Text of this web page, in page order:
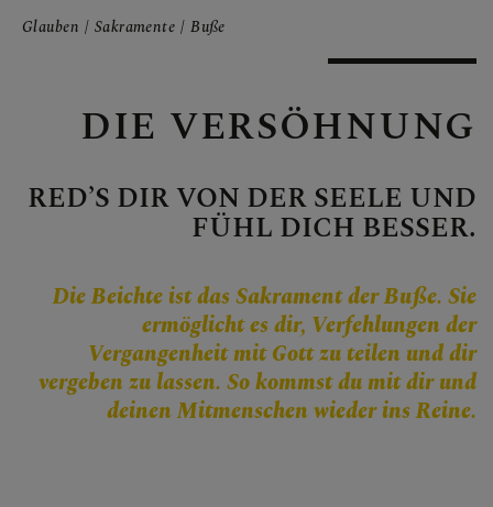
Personen
Jobbörse
Pfarrservice
GLAUBEN
Kirche im Dialog
Glauben Sakramente Buße
DIE VERSÖHNUNG
RED’S DIR VON DER SEELE UND
FÜHL DICH BESSER.
Die Beichte ist das Sakrament der Buße. Sie
ermöglicht es dir, Verfehlungen der
Vergangenheit mit Gott zu teilen und dir
vergeben zu lassen. So kommst du mit dir und
deinen Mitmenschen wieder ins Reine.